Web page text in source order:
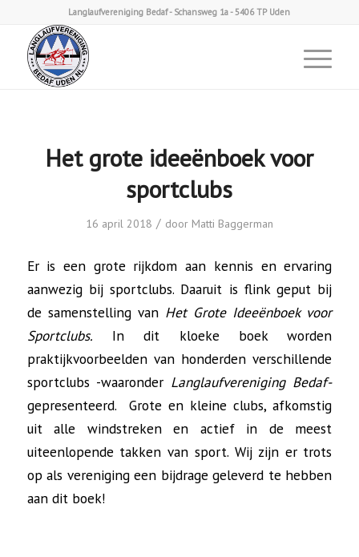
Langlaufvereniging Bedaf - Schansweg 1a - 5406 TP Uden
Het grote ideeënboek voor
sportclubs
16 april 2018 / door Matti Baggerman
Er is een grote rijkdom aan kennis en ervaring
aanwezig bij sportclubs. Daaruit is flink geput bij
de samenstelling van Het Grote Ideeënboek voor
Sportclubs. In dit kloeke boek worden
praktijkvoorbeelden van honderden verschillende
sportclubs -waaronder Langlaufvereniging Bedaf-
gepresenteerd. Grote en kleine clubs, afkomstig
uit alle windstreken en actief in de meest
uiteenlopende takken van sport. Wij zijn er trots
op als vereniging een bijdrage geleverd te hebben
aan dit boek!